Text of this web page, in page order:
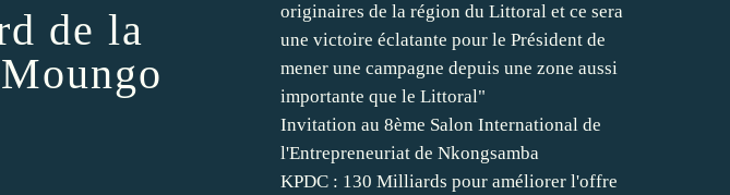
de la
originaires de la région du Littoral et ce sera
une victoire éclatante pour le Président de
mener une campagne depuis une zone aussi
importante que le Littoral"
Invitation au 8ème Salon International de
l'Entrepreneuriat de Nkongsamba
KPDC : 130 Milliards pour améliorer l'offre